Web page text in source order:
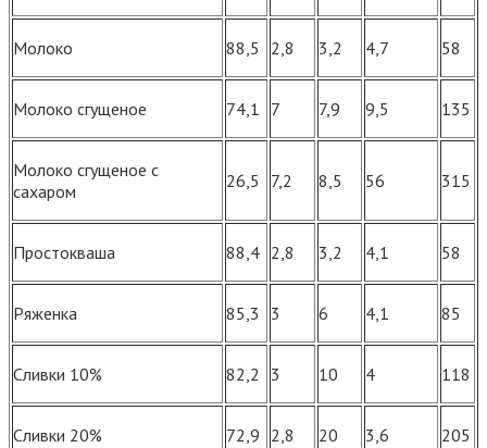
Молоко 88,5 2,8 3,2 4,7 58
Молоко сгущеное 74,1 7 7,9 9,5 135
Молоко сгущеное с
сахаром
26,5 7,2 8,5 56 315
Простокваша 88,4 2,8 3,2 4,1 58
Ряженка 85,3 3 6 4,1 85
Сливки 10% 82,2 3 10 4 118
Сливки 20% 72,9 2,8 20 3,6 205